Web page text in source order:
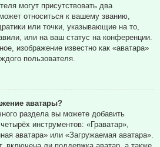
могут присутствовать два
относиться к вашему званию,
или точки, указывающие на то,
или на ваш статус на конференции.
изображение известно как «аватара»
пользователя.
аватары?
раздела вы можете добавить
инструментов: «Граватар»,
аватара» или «Загружаемая аватара».